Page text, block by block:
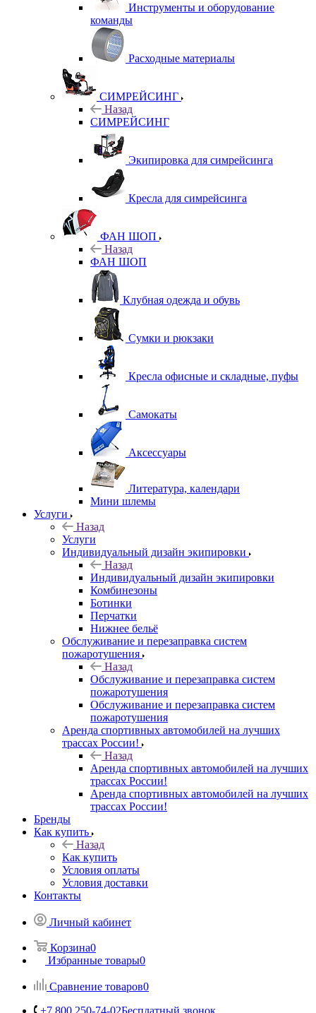
Инструменты и оборудование
команды
Расходные материалы
СИМРЕЙСИНГ
Назад
СИМРЕЙСИНГ
Экипировка для симрейсинга
Кресла для симрейсинга
ФАН ШОП
Назад
ФАН ШОП
Клубная одежда и обувь
Сумки и рюкзаки
Кресла офисные и складные, пуфы
Самокаты
Аксессуары
Литература, календари
Мини шлемы
Услуги
Назад
Услуги
Индивидуальный дизайн экипировки
Назад
Индивидуальный дизайн экипировки
Комбинезоны
Ботинки
Перчатки
Нижнее бельё
Обслуживание и перезаправка систем
пожаротушения
Назад
Обслуживание и перезаправка систем
пожаротушения
Обслуживание и перезаправка систем
пожаротушения
Аренда спортивных автомобилей на лучших
трассах России!
Назад
Аренда спортивных автомобилей на лучших
трассах России!
Аренда спортивных автомобилей на лучших
трассах России!
Бренды
Как купить
Назад
Как купить
Условия оплаты
Условия доставки
Контакты
Личный кабинет
Корзина0
Избранные товары0
Сравнение товаров0
+7 800 250-74-02Бесплатный звонок